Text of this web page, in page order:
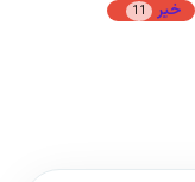
خیر 11